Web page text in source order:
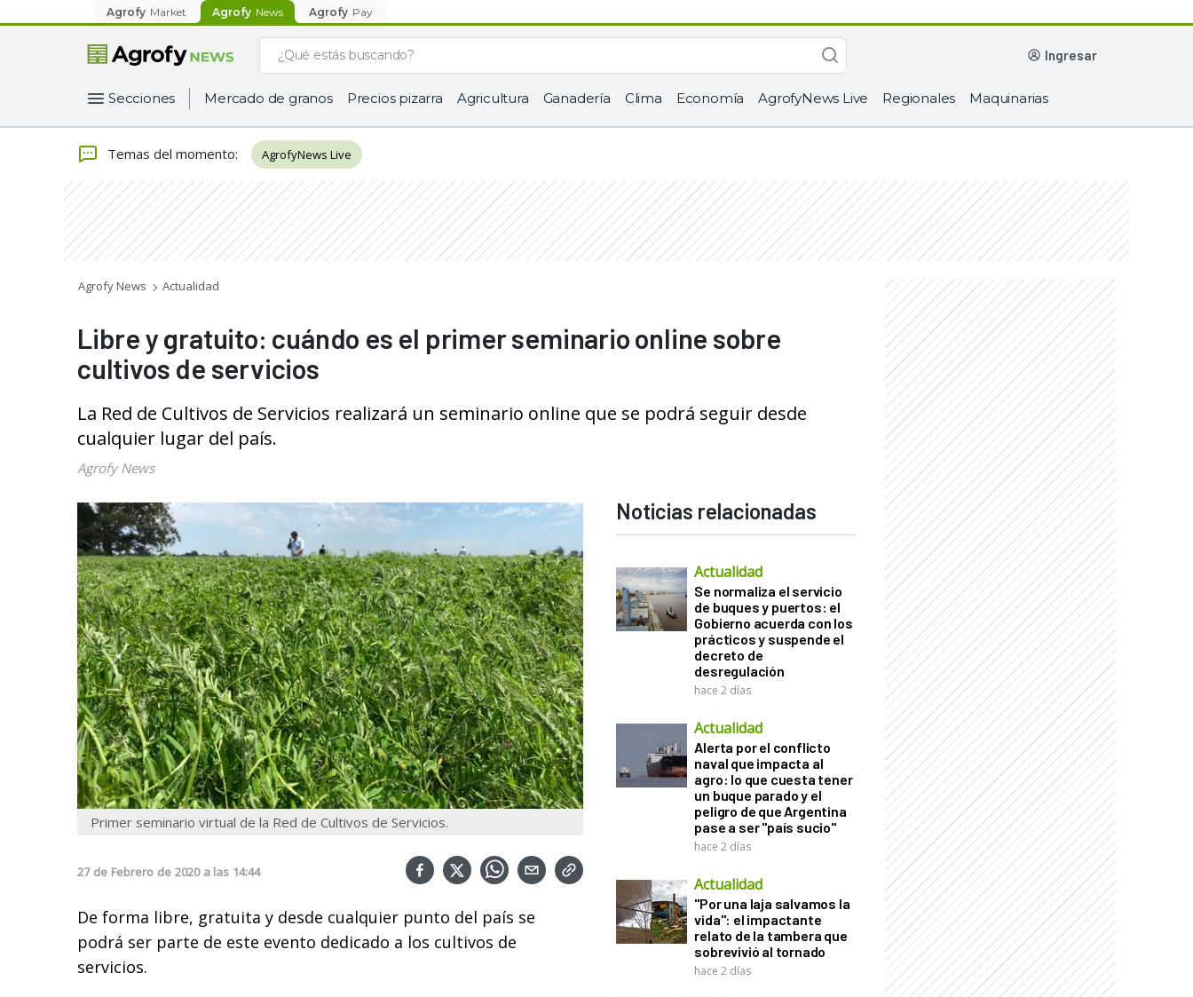
Agrofy Market Agrofy News Agrofy Pay
ingresar
Secciones Mercado de granos Precios pizarra Agricultura Ganadería Clima Economía AgrofyNews Live Regionales Maquinarias
Temas del momento: AgrofyNews Live
Agrofy News Actualidad
Libre y gratuito: cuándo es el primer seminario online sobre
cultivos de servicios
La Red de Cultivos de Servicios realizará un seminario online que se podrá seguir desde
cualquier lugar del país.
Agrofy News
Primer seminario virtual de la Red de Cultivos de Servicios.
27 de Febrero de 2020 a las 14:44
De forma libre, gratuita y desde cualquier punto del país se
podrá ser parte de este evento dedicado a los cultivos de
servicios.
Noticias relacionadas
Actualidad
Se normaliza el servicio
de buques y puertos: el
Gobierno acuerda con los
prácticos y suspende el
decreto de
desregulación
hace 2 días
Actualidad
Alerta por el conflicto
naval que impacta al
agro: lo que cuesta tener
un buque parado y el
peligro de que Argentina
pase a ser "país sucio"
hace 2 días
Actualidad
"Por una laja salvamos la
vida": el impactante
relato de la tambera que
sobrevivió al tornado
hace 2 días